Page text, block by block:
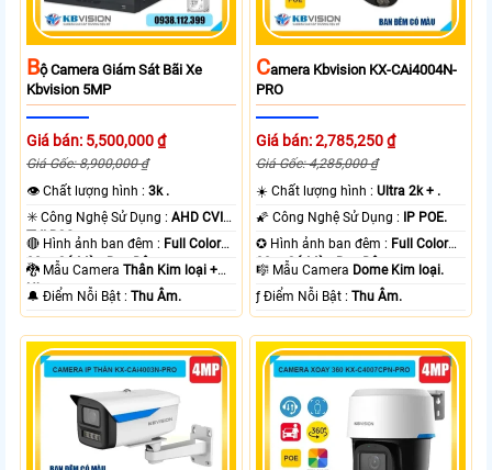
BỘ Camera Giám Sát Bãi Xe
Kbvision 5MP
Giá bán: 5,500,000 ₫
Giá Gốc: 8,900,000 ₫
👁 Chất lượng hình :3k .
✳️ Công Nghệ Sử Dụng :AHD CVI
TVI BCS.
🔴 Hình ảnh ban đêm : Full Color
80m Có Màu Ban Ðêm.
🐉️ Mẫu CameraThân Kim loại +
Nhựa.
️🔔 Điểm Nỗi Bật :Thu Âm.
CAmera Kbvision KX-CAi4004N-
PRO
Giá bán: 2,785,250 ₫
Giá Gốc: 4,285,000 ₫
☀️ Chất lượng hình :Ultra 2k + .
🌠 Công Nghệ Sử Dụng :
IP POE.
✪ Hình ảnh ban đêm : Full Color
30m Có Màu Ban Ðêm.
🎼️ Mẫu Camera Dome Kim loại.
️ƒ Điểm Nỗi Bật :Thu Âm.